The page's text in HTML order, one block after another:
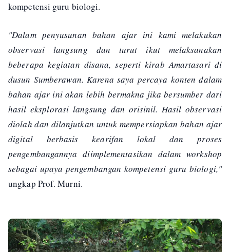
kompetensi guru biologi.
"Dalam penyusunan bahan ajar ini kami melakukan
observasi langsung dan turut ikut melaksanakan
beberapa kegiatan disana, seperti kirab Amartasari di
dusun Sumberawan. Karena saya percaya konten dalam
bahan ajar ini akan lebih bermakna jika bersumber dari
hasil eksplorasi langsung dan orisinil. Hasil observasi
diolah dan dilanjutkan untuk mempersiapkan bahan ajar
digital berbasis kearifan lokal dan proses
pengembangannya diimplementasikan dalam workshop
sebagai upaya pengembangan kompetensi guru biologi,"
ungkap Prof. Murni.